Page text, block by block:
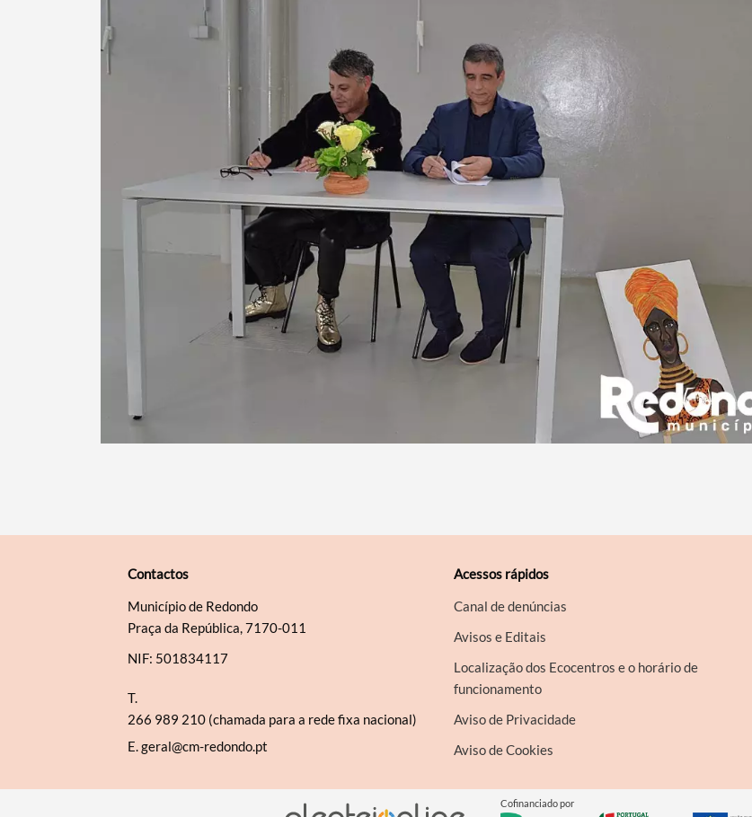
Contactos
Município de Redondo
Praça da República, 7170-011
NIF: 501834117
T.
266 989 210 (chamada para a rede fixa nacional)
E.geral@cm-redondo.pt
Acessos rápidos
Canal de denúncias
Avisos e Editais
Localização dos Ecocentros e o horário de
funcionamento
Aviso de Privacidade
Aviso de Cookies
Cofinanciado por